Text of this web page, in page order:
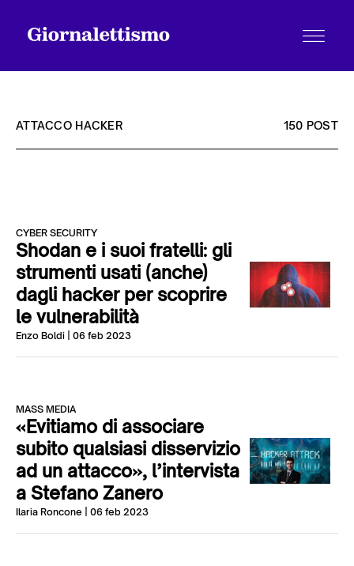
Chi siamo
Contatti
ATTACCO HACKER 150 POST
CYBER SECURITY
Shodan e i suoi fratelli: gli
strumenti usati (anche)
dagli hacker per scoprire
le vulnerabilità
Enzo Boldi | 06 feb 2023
MASS MEDIA
«Evitiamo di associare
subito qualsiasi disservizio
ad un attacco», l’intervista
a Stefano Zanero
Ilaria Roncone | 06 feb 2023